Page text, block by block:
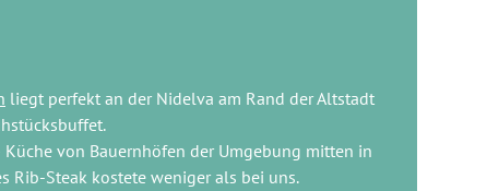
liegt perfekt an der Nidelva am Rand der Altstadt
Küche von Bauernhöfen der Umgebung mitten in
Rib-Steak kostete weniger als bei uns.